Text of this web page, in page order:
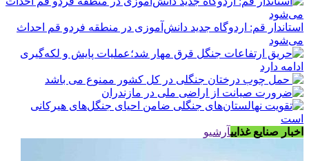
استاندار قم: اردوگاه جدید دانش‌آموزی در منطقه فردو قم احداث
می‌شود
اخبار صنایع غذاییآرشیو